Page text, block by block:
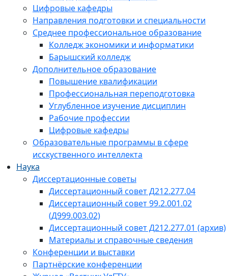
Цифровые кафедры
Направления подготовки и специальности
Среднее профессиональное образование
Колледж экономики и информатики
Барышский колледж
Дополнительное образование
Повышение квалификации
Профессиональная переподготовка
Углубленное изучение дисциплин
Рабочие профессии
Цифровые кафедры
Образовательные программы в сфере
исскуственного интеллекта
Наука
Диссертационные советы
Диссертационный совет Д212.277.04
Диссертационный совет 99.2.001.02
(Д999.003.02)
Диссертационный совет Д212.277.01 (архив)
Материалы и справочные сведения
Конференции и выставки
Партнёрские конференции